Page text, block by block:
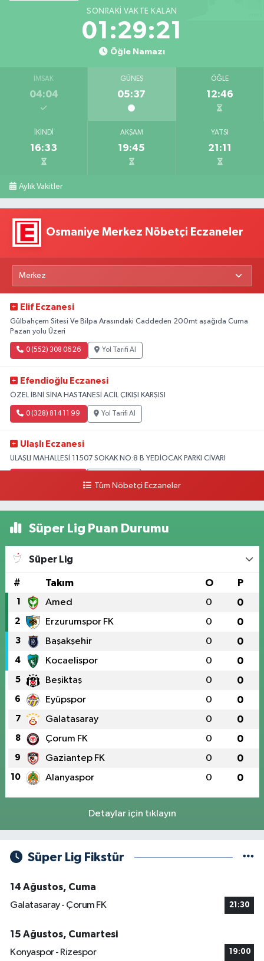
SONRAKI VAKTE KALAN
01:29:20
Öğle Namazı
İMSAK
04:04
GÜNEŞ
05:37
ÖĞLE
12:46
İKINDI
16:33
AKŞAM
19:45
YATSI
21:11
Aylık Vakitler
Osmaniye Merkez Nöbetçi Eczaneler
Elif Eczanesi
Gülbahçem Sitesi Ve Bilpa Arasındaki Caddeden 200mt aşağıda Cuma
Pazarı yolu Üzeri
0 (552) 308 06 26 Yol Tarifi Al
Efendioğlu Eczanesi
ÖZEL İBNİ SİNA HASTANESİ ACİL ÇIKIŞI KARŞISI
0 (328) 814 11 99 Yol Tarifi Al
Ulaşlı Eczanesi
ULAŞLI MAHALLESİ 11507 SOKAK NO:8 B YEDİOCAK PARKI CİVARI
Tüm Nöbetçi Eczaneler
Süper Lig Puan Durumu
Süper Lig
# Takım O P
1 Amed 0 0
2 Erzurumspor FK 0 0
3 Başakşehir 0 0
4 Kocaelispor 0 0
5 Beşiktaş 0 0
6 Eyüpspor 0 0
7 Galatasaray 0 0
8 Çorum FK 0 0
9 Gaziantep FK 0 0
10 Alanyaspor 0 0
Detaylar için tıklayın
Süper Lig Fikstür
14 Ağustos, Cuma
Galatasaray - Çorum FK
21:30
15 Ağustos, Cumartesi
Konyaspor - Rizespor
19:00